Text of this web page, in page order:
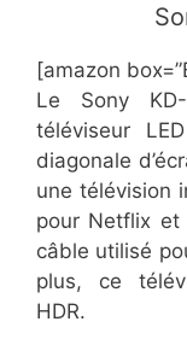
[amazon
Le Sony
téléviseur
diagonale
une télévision
pour Netflix et
câble utilisé
plus, ce
HDR.